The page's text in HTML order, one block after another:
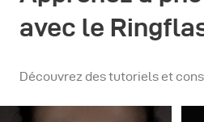
avec le
Découvrez des tutoriels et